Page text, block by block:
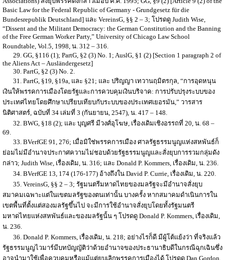
Basic Law for the Federal Republic of Germany - Grundgesetz für die
Bundesrepublik Deutschland] และ VereinsG, §§ 2 – 3; โปรดดู Judith Wise,
“Dissent and the Militant Democracy: the German Constitution and the Banning
of the Free German Worker Party,” University of Chicago Law School
Roundtable, Vol.5, 1998, น. 312 – 316.
29. GG, §116 (1); PartG, §2 (3) No. 1; AuslG, §1 (2) [Section 1 paragraph 2 of
the Aliens Act – Ausländergesetz]
30. PartG, §2 (3) No. 2.
31. PartG, §19, §19a, และ §21; และ ปริญญา เทวานฤมิตรกุล, “การอุดหนุน
เงินให้พรรคการเมืองโดยรัฐและการควบคุมเงินบริจาค: การปรับปรุงระบบของ
ประเทศไทยโดยศึกษาเปรียบเทียบกับระบบของประเทศเยอรมัน,” วารสาร
นิติศาสตร์, ฉบับที่ 34 เล่มที่ 3 (กันยายน, 2547), น. 417 – 148.
32. BWG, §18 (2); และ บุญศรี มีวงศ์อุโฆษ, เรื่องเดิมเชิงอรรถที่ 20, น. 68 –
69.
33. BVerfGE 91, 276; เมื่อมิใช่พรรคการเมือง ศาลรัฐธรรมนูญแห่งสหพันธ์ก็
ย่อมไม่มีอำนาจประกาศความไม่ชอบด้วยรัฐธรรมนูญและสั่งยุบการรวมกลุ่มดัง
กล่าว; Judith Wise, เรื่องเดิม, น. 316; และ Donald P. Kommers, เรื่องเดิม, น. 236.
34. BVerfGE 13, 174 (176-177) อ้างถึงใน David P. Currie, เรื่องเดิม, น. 220.
35. VereinsG, §§ 2 – 3; รัฐมนตรีมหาดไทยของมลรัฐจะมีอำนาจสั่งยุบ
สมาคมเฉพาะแต่ในเขตมลรัฐของตนเท่านั้น บางครั้ง หากสมาคมดำเนินการใน
เขตพื้นที่ตั้งแต่สองมลรัฐขึ้นไป จะมีการใช้อำนาจสั่งยุบโดยทั้งรัฐมนตรี
มหาดไทยแห่งสหพันธ์และของมลรัฐนั้น ๆ โปรดดู Donald P. Kommers, เรื่องเดิม,
น. 236.
36. Donald P. Kommers, เรื่องเดิม, น. 218; อย่างไรก็ดี มีผู้โต้แย้งว่า ที่จริงแล้ว
รัฐธรรมนูญไวมาร์มีบทบัญญัติว่าด้วยอำนาจของประธานาธิบดีในกรณีฉุกเฉินซึ่ง
อาจนำมาใช้เพื่อควบคุมหรือแม้แต่ยุบเลิกพรรคการเมืองได้ โปรดดู Dan Gordon,